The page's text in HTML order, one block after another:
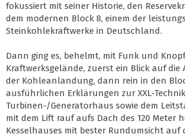
fokussiert mit seiner Historie, den
dem modernen Block 8, einem der
Steinkohlekraftwerke in Deutschland.
Dann ging es, behelmt, mit Funk und
Kraftwerksgelände, zuerst ein Blick auf
der Kohleanlandung, dann rein in den
ausführlichen Erklärungen zur XXL-
Turbinen-/Generatorhaus sowie dem
mit dem Lift rauf aufs Dach des 120 Meter
Kesselhauses mit bester Rundumsicht auf